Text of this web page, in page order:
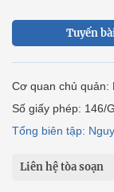
Tuyến
Cơ quan chủ quản:
Số giấy phép: 146/
Tổng biên tập:
Liên hệ tòa soạn